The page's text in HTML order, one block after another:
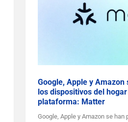
Google, Apple y
los dispositivos del
plataforma: Matter
Google, Apple y Amazon se han